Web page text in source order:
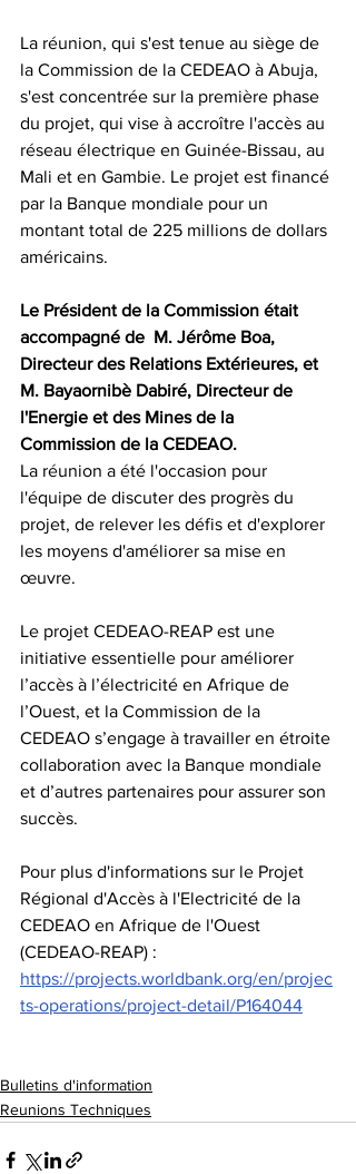
La réunion, qui s'est tenue au siège de
la Commission de la CEDEAO à Abuja,
s'est concentrée sur la première phase
du projet, qui vise à accroître l'accès au
réseau électrique en Guinée-Bissau, au
Mali et en Gambie. Le projet est financé
par la Banque mondiale pour un
montant total de 225 millions de dollars
américains.
Le Président de la Commission était
accompagné de  M. Jérôme Boa,
Directeur des Relations Extérieures, et
M. Bayaornibè Dabiré, Directeur de
l'Energie et des Mines de la
Commission de la CEDEAO.
La réunion a été l'occasion pour
l'équipe de discuter des progrès du
projet, de relever les défis et d'explorer
les moyens d'améliorer sa mise en
œuvre.
Le projet CEDEAO-REAP est une
initiative essentielle pour améliorer
l’accès à l’électricité en Afrique de
l’Ouest, et la Commission de la
CEDEAO s’engage à travailler en étroite
collaboration avec la Banque mondiale
et d’autres partenaires pour assurer son
succès.
Pour plus d'informations sur le Projet
Régional d'Accès à l'Electricité de la
CEDEAO en Afrique de l'Ouest
(CEDEAO-REAP) :
https://projects.worldbank.org/en/projec
ts-operations/project-detail/P164044
Bulletins d'information
Reunions Techniques